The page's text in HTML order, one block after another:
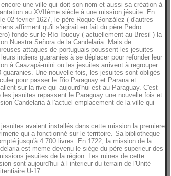
une ville qui doit son nom et aussi sa création à
au XVIIème siècle à une mission jésuite. En
02 fevrier 1627, le père Roque González ( d'autres
affirment qu'il s'agirait en fait du père Pedro
fonde sur le Río Ibucuy ( actuellement au Bresil ) la
Nuestra Señora de la Candelaria. Mais de
attaques de portuguais poussent les jesuites
indiens guaranies à se déplacer pour refonder leur
à Caazapá-mini ou les jesuites arrivent à regrouper
guaranies. Une nouvelle fois, les jesuites sont obligés
pour passer le Rio Paraguay et Parana et
sur la rive qui aujourd'hui est au Paraguay. C'est
jesuites repassent le Paraguay une nouvelle fois et
Candelaria à l'actuel emplacement de la ville qui
jesuites avaient installés dans cette mission la premiere
qui a fonctionné sur le territoire. Sa bibliotheque
jusqu'à 4.700 livres. En 1722, la mission de la
est meme devenu le siège du père superieur des
jesuites de la région. Les ruines de cette
sont aujourd'hui à l interieur du terrain de l'Unité
U-17.